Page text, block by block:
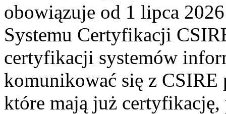
obowiązuje od 1 lipca
Systemu Certyfikacji
certyfikacji systemów
komunikować się z
które mają już